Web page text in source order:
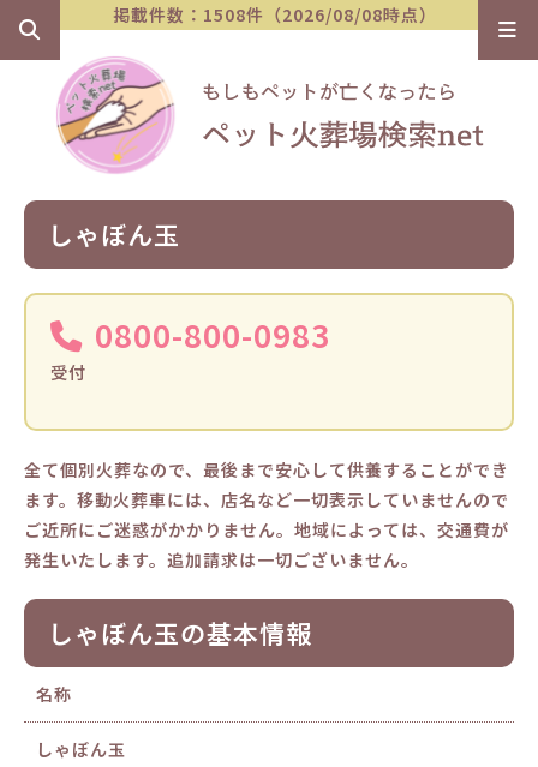
掲載件数：1508件（2026/08/08時点）
しゃぼん玉
0800-800-0983
受付
全て個別火葬なので、最後まで安心して供養することができ
ます。移動火葬車には、店名など一切表示していませんので
ご近所にご迷惑がかかりません。地域によっては、交通費が
発生いたします。追加請求は一切ございません。
しゃぼん玉の基本情報
名称
しゃぼん玉